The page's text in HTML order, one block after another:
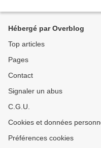
Hébergé par Overblog
Top articles
Pages
Contact
Signaler un abus
C.G.U.
Cookies et données
Préférences cookies